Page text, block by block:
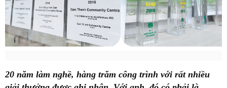
20 năm làm nghề, hàng trăm công trình với rất nhiều